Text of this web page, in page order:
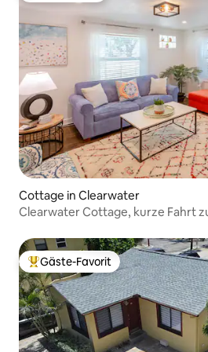
Cottage in Clearwater
Clearwater Cottage, kurze Fahrt
Beliebter Gäste-Favorit.
Gäste-Favorit